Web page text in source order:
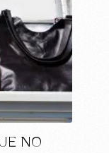
NO